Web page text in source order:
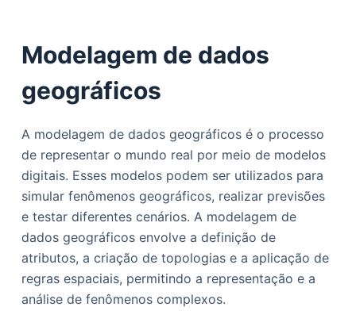
Modelagem de dados
geográficos
A modelagem de dados geográficos é o processo
de representar o mundo real por meio de modelos
digitais. Esses modelos podem ser utilizados para
simular fenômenos geográficos, realizar previsões
e testar diferentes cenários. A modelagem de
dados geográficos envolve a definição de
atributos, a criação de topologias e a aplicação de
regras espaciais, permitindo a representação e a
análise de fenômenos complexos.